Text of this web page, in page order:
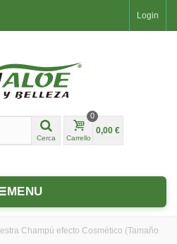
Login
Cerca Carrello
0
0,00 €
MENU
Champú efecto Cosmético (Tamaño